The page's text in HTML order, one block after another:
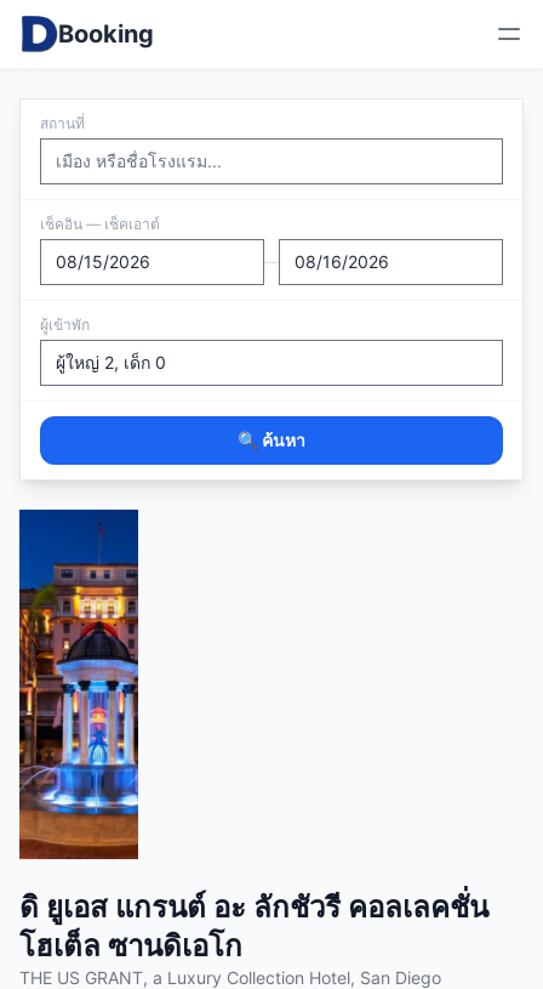
Booking
สถานที่
เช็คอิน — เช็คเอาต์
—
ผู้เข้าพัก
🔍 ค้นหา
ดิ ยูเอส แกรนต์ อะ ลักชัวรี คอลเลคชั่น
โฮเต็ล ซานดิเอโก
THE US GRANT, a Luxury Collection Hotel, San Diego